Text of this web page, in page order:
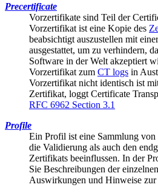
Precertificate
Vorzertifikate sind Teil der
Vorzertifikat ist eine Kopie des
beabsichtigt auszustellen mit
ausgestattet, um zu verhindern,
Software in der Welt akzeptiert
Vorzertifikat zum CT logs in
Vorzertifikat nicht identisch ist
Zertifikat, loggt Certificate
RFC 6962 Section 3.1
Profile
Ein Profil ist eine Sammlung
die Validierung als auch den
Zertifikats beeinflussen. In der
Sie Beschreibungen der
Auswirkungen und Hinweise